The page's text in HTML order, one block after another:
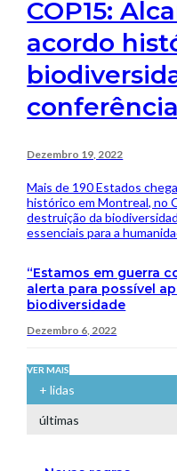
COP15:
acordo
Dezembro 19, 2022
Mais de 190 Estados
histórico em Montreal, no
destruição da
essenciais para a
“Estamos em guerra
alerta para possível
biodiversidade
Dezembro 6, 2022
VER MAIS
+ lidas
últimas